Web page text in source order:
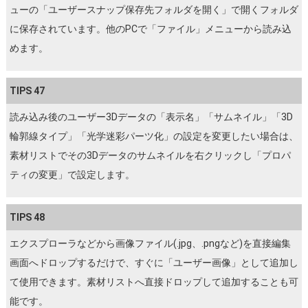
ューの「ユーザースナップ保存先フォルダを開く」で開くフォルダ
に保存されています。他のPCで「ファイル」メニューから読み込
めます。
TIPS 47
読み込み後のユーザー3Dデータの「表示名」「サムネイル」「3D
輪郭線タイプ」「光学迷彩パーツ化」の設定を変更したい場合は、
素材リストでその3Dデータのサムネイルを右クリックし「プロパ
ティの変更」で設定します。
TIPS 48
エクスプローラなどから画像ファイル(.jpg、.pngなど)を直接編集
画面へドロップするだけで、すぐに「ユーザー画像」として追加し
て使用できます。素材リストへ直接ドロップして追加することも可
能です。